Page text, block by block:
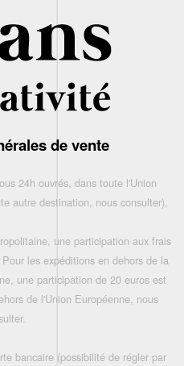
de vente
24h ouvrés, dans toute l'Union
autre destination, nous consulter),
une participation aux frais
les expéditions en dehors de la
une participation de 20 euros est
de l'Union Européenne, nous
bancaire (possibilité de régler par